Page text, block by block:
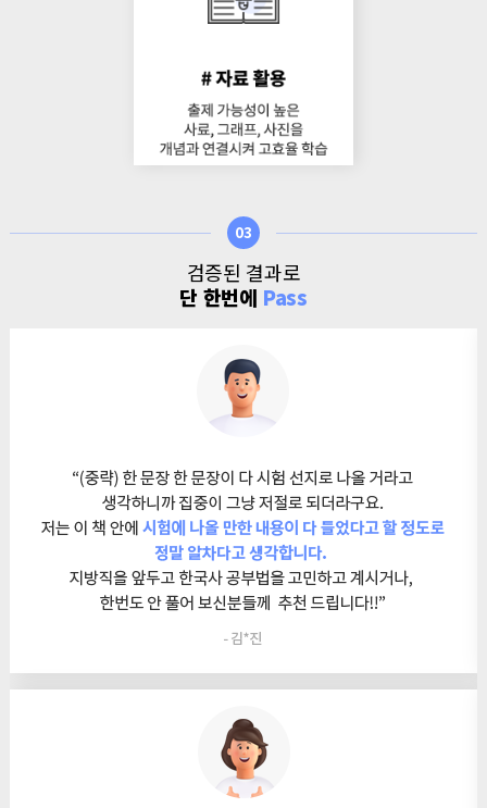
03
검증된 결과로
단 한번에 Pass